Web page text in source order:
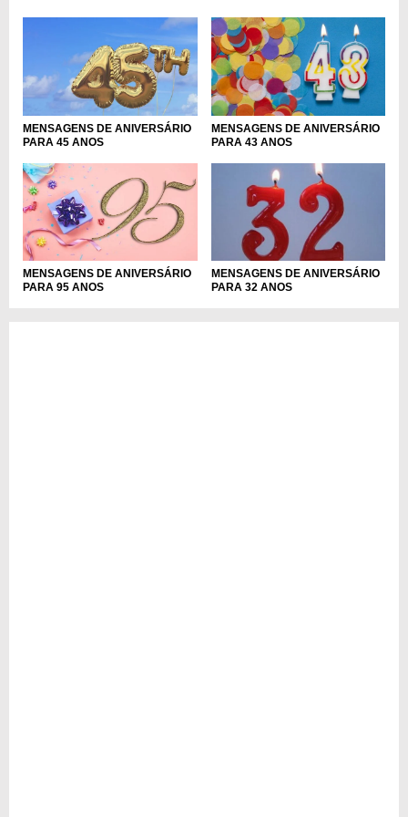
MENSAGENS DE ANIVERSÁRIO
PARA 45 ANOS
MENSAGENS DE ANIVERSÁRIO
PARA 43 ANOS
MENSAGENS DE ANIVERSÁRIO
PARA 95 ANOS
MENSAGENS DE ANIVERSÁRIO
PARA 32 ANOS